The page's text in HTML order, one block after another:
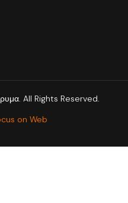
All Rights Reserved.
on Web